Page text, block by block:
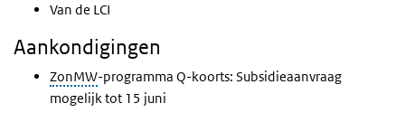
Van de LCI
Aankondigingen
ZonMW-programma Q-koorts: Subsidieaanvraag
mogelijk tot 15 juni